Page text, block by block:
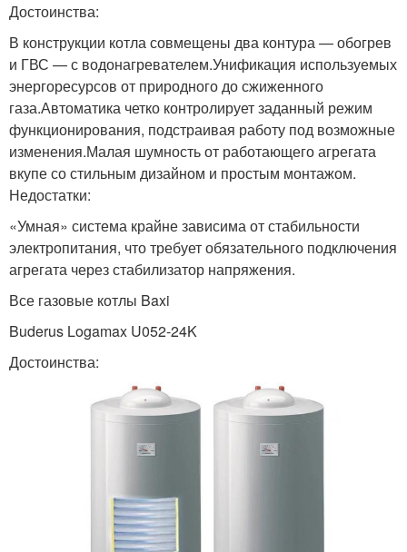
Достоинства:
В конструкции котла совмещены два контура — обогрев
и ГВС — с водонагревателем.Унификация используемых
энергоресурсов от природного до сжиженного
газа.Автоматика четко контролирует заданный режим
функционирования, подстраивая работу под возможные
изменения.Малая шумность от работающего агрегата
вкупе со стильным дизайном и простым монтажом.
Недостатки:
«Умная» система крайне зависима от стабильности
электропитания, что требует обязательного подключения
агрегата через стабилизатор напряжения.
Все газовые котлы Baxi
Buderus Logamax U052-24K
Достоинства: